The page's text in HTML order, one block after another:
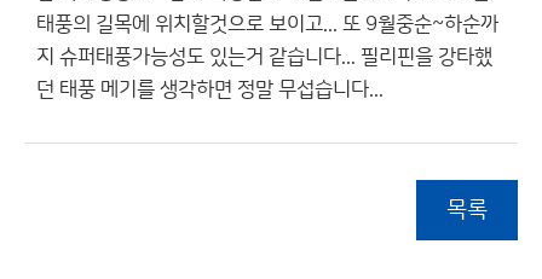
태풍의 길목에 위치할것으로 보이고... 또 9월중순~하순까
지 슈퍼태풍가능성도 있는거 같습니다... 필리핀을 강타했
던 태풍 메기를 생각하면 정말 무섭습니다...
목록